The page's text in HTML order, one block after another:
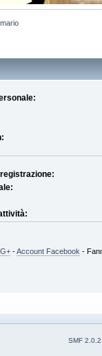
-Account Facebook -
SMF 2.0.2